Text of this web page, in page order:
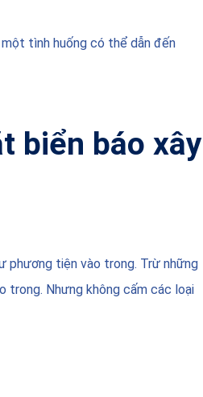
tình huống có thể dẫn đến
biển báo xây
phương tiện vào trong. Trừ những
trong. Nhưng không cấm các loại